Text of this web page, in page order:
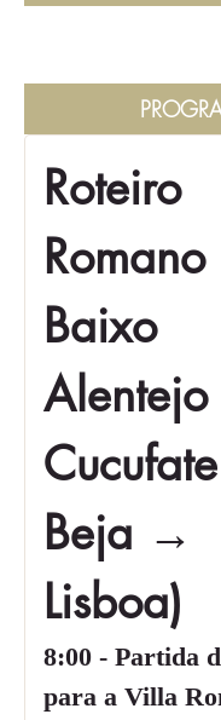
Roteiro
Baixo
Alentejo
Beja →
Lisboa)
8:00 - Partida
para a Villa